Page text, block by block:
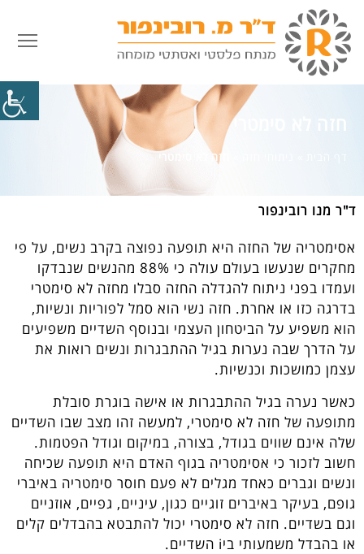
חזה לא סימטרי
חזה לא סימטרי
ד"ר מנו רובינפור
אסימטריה של החזה היא תופעה נפוצה בקרב נשים, על פי
מחקרים שנעשו בעולם עולה כי 88% מהנשים שנבדקו
ועמדו בפני ניתוח להגדלה החזה סבלו מחזה לא סימטרי
בדרגה כזו או אחרת. חזה נשי הוא סמל לפוריות ונשיות,
הוא משפיע על הביטחון העצמי ובנוסף השדיים משפיעים
על הדרך שבה נערות בגיל ההתבגרות ונשים רואות את
עצמן כמושכות וכנשיות.
כאשר נערה בגיל ההתבגרות או אישה בוגרת סובלת
מתופעה של חזה לא סימטרי, למעשה זהו מצב שבו השדיים
שלה אינם שווים בגודל, בצורה, במיקום וגודל הפטמות.
חשוב לזכור כי אסימטריה בגוף האדם היא תופעה שכיחה
ונשים וגברים כאחד מגלים לא פעם חוסר סימטריה באיברי
גופם, בעיקר באיברים זוגיים כגון, עיניים, גפיים, אוזניים
וגם בשדיים. חזה לא סימטרי יכול להתבטא בהבדלים קלים
או בהבדל משמעותי ביi השדיים.